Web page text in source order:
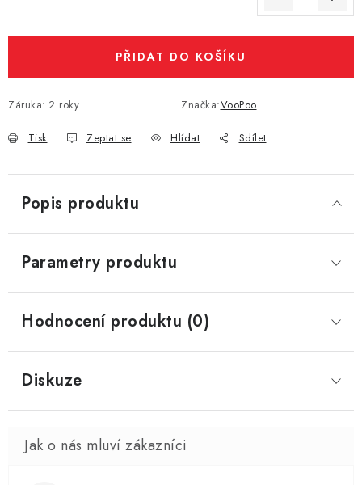
PŘIDAT DO KOŠÍKU
Záruka: 2 roky Značka:VooPoo
Tisk Zeptat se Hlídat Sdílet
Popis produktu
Parametry produktu
Hodnocení produktu (0)
Diskuze